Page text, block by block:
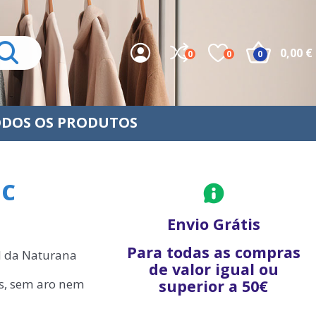
0 0 0,00 €
0
OS PRODUTOS
da Naturana
sem aro nem
Envio Grátis
Para todas as compras
de valor igual ou
superior a 50€